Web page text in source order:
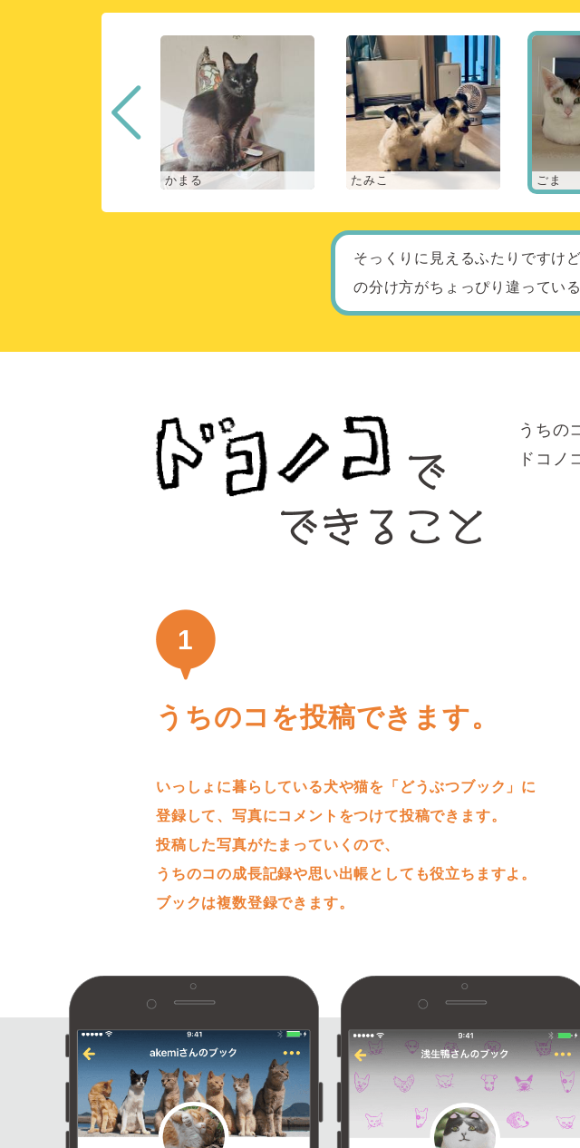
かまる たみこ ごま
そっくりに見えるふたりですけ
の分け方がちょっぴり違っている
うちの
ドコノ
1
うちのコを投稿できます。
いっしょに暮らしている犬や猫を「どうぶつブック」に
登録して、写真にコメントをつけて投稿できます。
投稿した写真がたまっていくので、
うちのコの成長記録や思い出帳としても役立ちますよ。
ブックは複数登録できます。